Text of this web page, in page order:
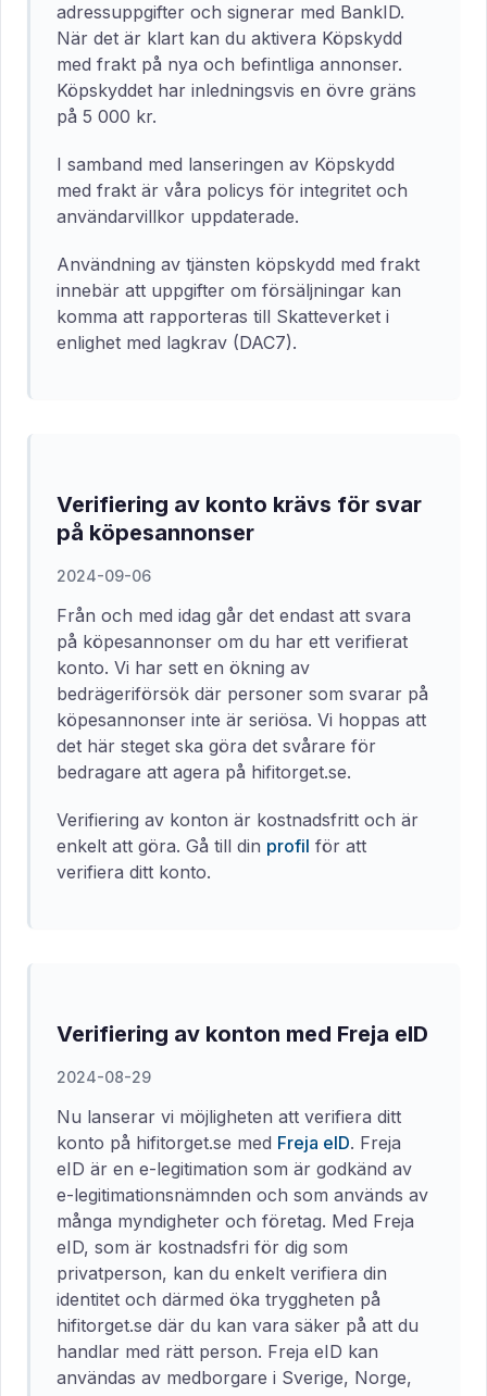
adressuppgifter och signerar med BankID.
När det är klart kan du aktivera Köpskydd
med frakt på nya och befintliga annonser.
Köpskyddet har inledningsvis en övre gräns
på 5 000 kr.
I samband med lanseringen av Köpskydd
med frakt är våra policys för integritet och
användarvillkor uppdaterade.
Användning av tjänsten köpskydd med frakt
innebär att uppgifter om försäljningar kan
komma att rapporteras till Skatteverket i
enlighet med lagkrav (DAC7).
Verifiering av konto krävs för svar
på köpesannonser
2024-09-06
Från och med idag går det endast att svara
på köpesannonser om du har ett verifierat
konto. Vi har sett en ökning av
bedrägeriförsök där personer som svarar på
köpesannonser inte är seriösa. Vi hoppas att
det här steget ska göra det svårare för
bedragare att agera på hifitorget.se.
Verifiering av konton är kostnadsfritt och är
enkelt att göra. Gå till din profil för att
verifiera ditt konto.
Verifiering av konton med Freja eID
2024-08-29
Nu lanserar vi möjligheten att verifiera ditt
konto på hifitorget.se med Freja eID. Freja
eID är en e-legitimation som är godkänd av
e-legitimationsnämnden och som används av
många myndigheter och företag. Med Freja
eID, som är kostnadsfri för dig som
privatperson, kan du enkelt verifiera din
identitet och därmed öka tryggheten på
hifitorget.se där du kan vara säker på att du
handlar med rätt person. Freja eID kan
användas av medborgare i Sverige, Norge,